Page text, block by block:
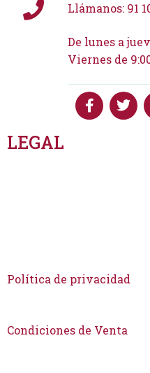
Llámanos: 91
De lunes a
Viernes de
LEGAL
Política de privacidad
Condiciones de Venta